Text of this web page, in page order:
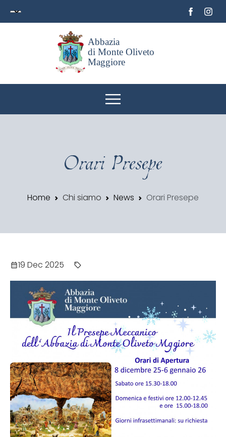
Abbazia
di Monte Oliveto
Maggiore
Orari Presepe
Home Chi siamo News Orari Presepe
calendar_month19 Dec 2025 sell